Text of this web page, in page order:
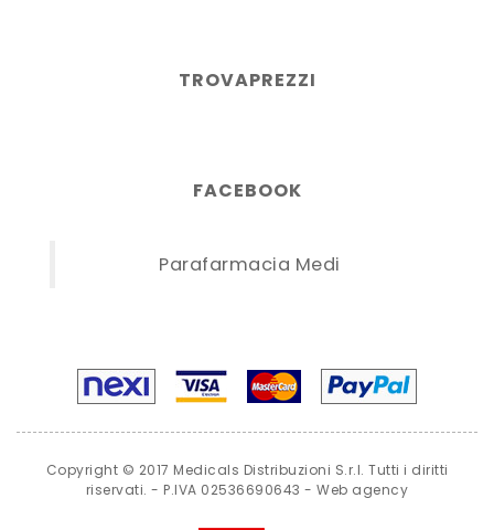
TROVAPREZZI
FACEBOOK
Parafarmacia Medi
Copyright © 2017 Medicals Distribuzioni S.r.l. Tutti i diritti
riservati. - P.IVA 02536690643 -Web agency